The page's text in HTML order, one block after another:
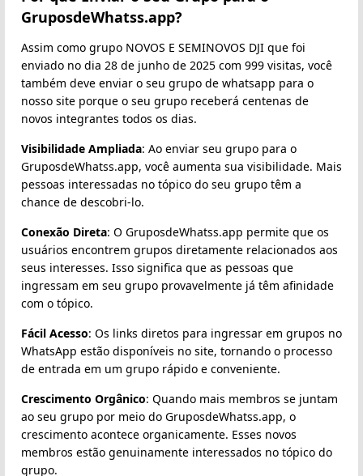
GruposdeWhatss.app?
Assim como grupo NOVOS E SEMINOVOS DJI que foi
enviado no dia 28 de junho de 2025 com 999 visitas, você
também deve enviar o seu grupo de whatsapp para o
nosso site porque o seu grupo receberá centenas de
novos integrantes todos os dias.
Visibilidade Ampliada: Ao enviar seu grupo para o
GruposdeWhatss.app, você aumenta sua visibilidade. Mais
pessoas interessadas no tópico do seu grupo têm a
chance de descobri-lo.
Conexão Direta: O GruposdeWhatss.app permite que os
usuários encontrem grupos diretamente relacionados aos
seus interesses. Isso significa que as pessoas que
ingressam em seu grupo provavelmente já têm afinidade
com o tópico.
Fácil Acesso: Os links diretos para ingressar em grupos no
WhatsApp estão disponíveis no site, tornando o processo
de entrada em um grupo rápido e conveniente.
Crescimento Orgânico: Quando mais membros se juntam
ao seu grupo por meio do GruposdeWhatss.app, o
crescimento acontece organicamente. Esses novos
membros estão genuinamente interessados no tópico do
grupo.